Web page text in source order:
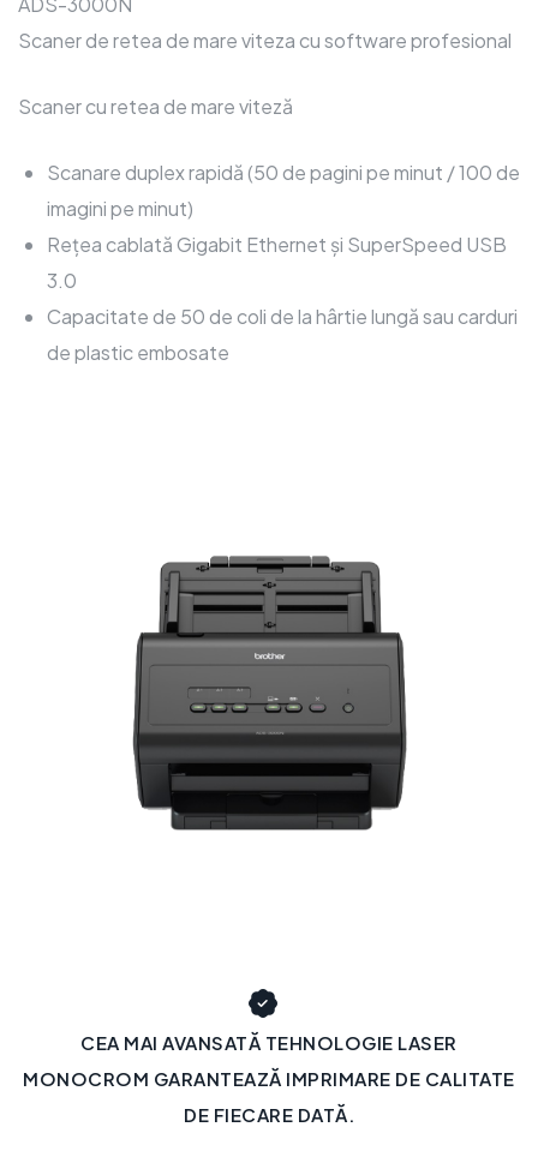
Scaner de retea de mare viteza cu software profesional
Scaner cu retea de mare viteză
Scanare duplex rapidă (50 de pagini pe minut / 100 de
imagini pe minut)
Rețea cablată Gigabit Ethernet și SuperSpeed USB
3.0
Capacitate de 50 de coli de la hârtie lungă sau carduri
de plastic embosate
CEA MAI AVANSATĂ TEHNOLOGIE LASER
MONOCROM GARANTEAZĂ IMPRIMARE DE CALITATE
DE FIECARE DATĂ.